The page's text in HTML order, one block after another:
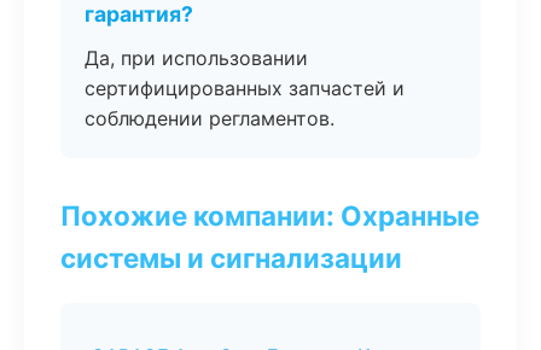
гарантия?
Да, при использовании
сертифицированных запчастей и
соблюдении регламентов.
Похожие компании: Охранные
системы и сигнализации